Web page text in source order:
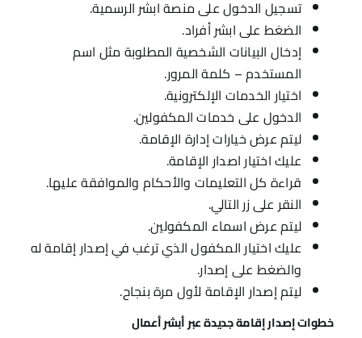
تسجيل الدخول على منصة ابشر الرسمية.
الضغط على ابشر أفراد.
إدخال البيانات الشخصية المطلوبة مثل اسم
المستخدم – كلمة المرور.
اختيار الخدمات الإلكترونية.
الدخول على خدمات المكفولين.
ليتم عرض خيارات إدارة الإقامة.
عليك اختيار اصدار الإقامة.
قراءة كل التعليمات والأحكام والموافقة عليها.
النقر على زر التالي.
ليتم عرض اسماء المكفولين.
عليك اختيار المكفول الذي ترغب في إصدار إقامة له
والضغط على إصدار.
ليتم إصدار الإقامة لأول مرة بنجاح.
خطوات إصدار إقامة جديدة عبر أبشر أعمال